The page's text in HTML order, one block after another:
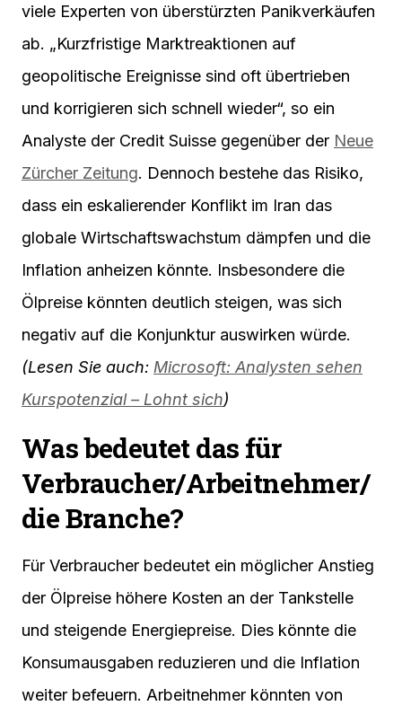
viele Experten von überstürzten Panikverkäufen
ab. „Kurzfristige Marktreaktionen auf
geopolitische Ereignisse sind oft übertrieben
und korrigieren sich schnell wieder“, so ein
Analyste der Credit Suisse gegenüber der Neue
Zürcher Zeitung. Dennoch bestehe das Risiko,
dass ein eskalierender Konflikt im Iran das
globale Wirtschaftswachstum dämpfen und die
Inflation anheizen könnte. Insbesondere die
Ölpreise könnten deutlich steigen, was sich
negativ auf die Konjunktur auswirken würde.
(Lesen Sie auch: Microsoft: Analysten sehen
Kurspotenzial – Lohnt sich)
Was bedeutet das für
Verbraucher/Arbeitnehmer/
die Branche?
Für Verbraucher bedeutet ein möglicher Anstieg
der Ölpreise höhere Kosten an der Tankstelle
und steigende Energiepreise. Dies könnte die
Konsumausgaben reduzieren und die Inflation
weiter befeuern. Arbeitnehmer könnten von